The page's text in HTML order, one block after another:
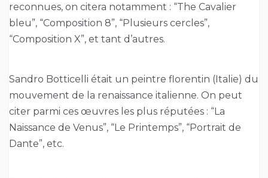
reconnues, on citera notamment : “The Cavalier
bleu”, “Composition 8”, “Plusieurs cercles”,
“Composition X”, et tant d’autres.
Sandro Botticelli était un peintre florentin (Italie) du
mouvement de la renaissance italienne. On peut
citer parmi ces œuvres les plus réputées : “La
Naissance de Venus”, “Le Printemps”, “Portrait de
Dante”, etc.